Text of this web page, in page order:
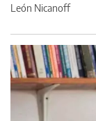
León Nicanoff